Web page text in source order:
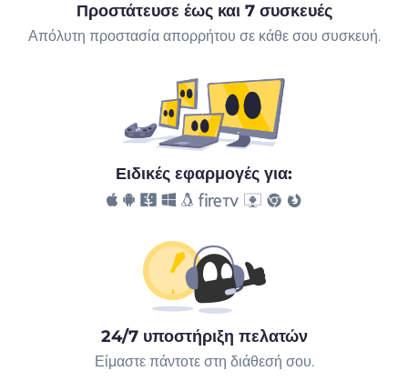
Προστάτευσε έως και 7 συσκευές
Απόλυτη προστασία απορρήτου σε κάθε σου συσκευή.
Ειδικές εφαρμογές για:
24/7 υποστήριξη πελατών
Είμαστε πάντοτε στη διάθεσή σου.